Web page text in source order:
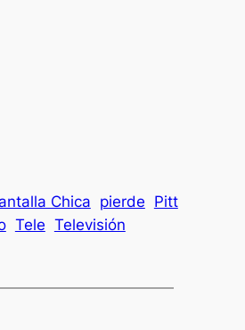
Chica pierde Pitt
Tele Televisión